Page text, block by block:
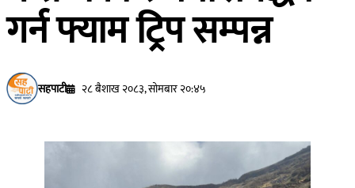
गर्न फ्याम ट्रिप सम्पन्न
सहपाटी २८ बैशाख २०८३, सोमबार २०:४५